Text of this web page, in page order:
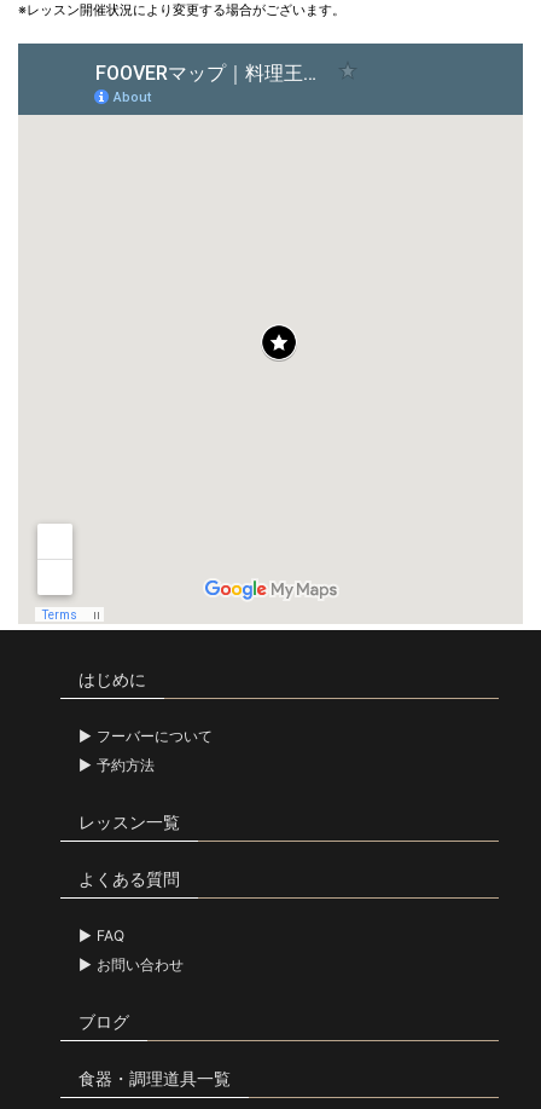
※レッスン開催状況により変更する場合がございます。
はじめに
フーバーについて
予約方法
レッスン一覧
よくある質問
FAQ
お問い合わせ
ブログ
食器・調理道具一覧